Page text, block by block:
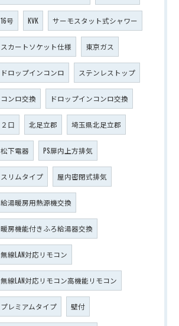
16号 KVK サーモスタット式シャワー
スカートソケット仕様 東京ガス
ドロップインコンロ ステンレストップ
コンロ交換 ドロップインコンロ交換
２口 北足立郡 埼玉県北足立郡
松下電器 PS扉内上方排気
スリムタイプ 屋内密閉式排気
給湯暖房用熱源機交換
暖房機能付きふろ給湯器交換
無線LAN対応リモコン
無線LAN対応リモコン高機能リモコン
プレミアムタイプ 壁付